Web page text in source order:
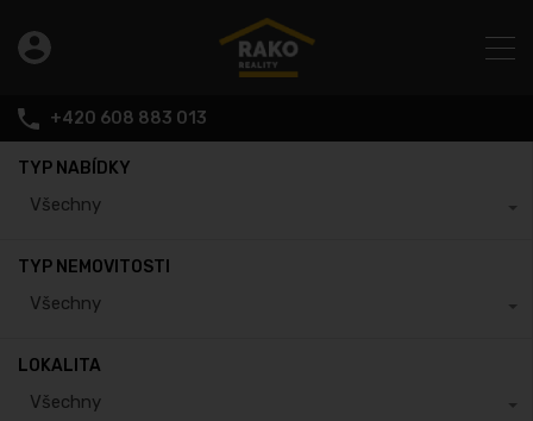
+420 608 883 013
TYP NABÍDKY
Všechny
TYP NEMOVITOSTI
Všechny
LOKALITA
Všechny